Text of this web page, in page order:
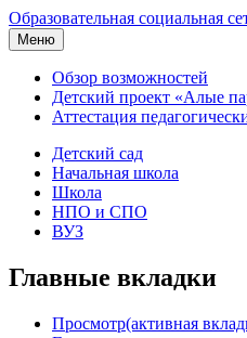
Образовательная социальная
Меню
Обзор возможностей
Детский проект «Алые
Аттестация
Детский сад
Начальная школа
Школа
НПО и СПО
ВУЗ
Главные вкладки
Просмотр(активная